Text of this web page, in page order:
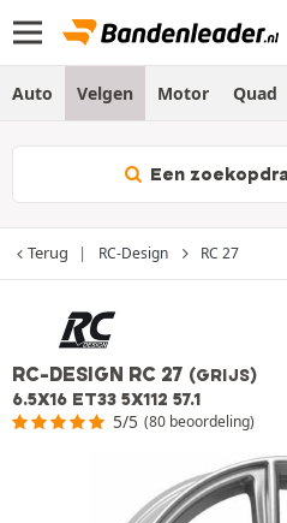
Auto Velgen Motor Quad
Een
Terug RC-Design RC 27
RC-DESIGN RC 27 (GRIJS)
6.5X16 ET33 5X112 57.1
5/5 (80 beoordeling)